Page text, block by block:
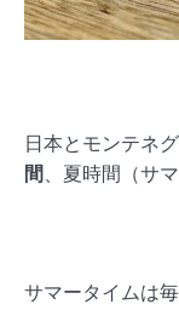
日本とモンテネ
間
、夏時間（サ
サマータイムは